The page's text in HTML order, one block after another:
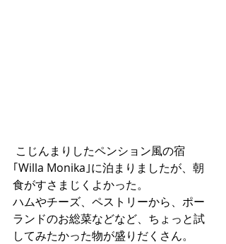
｢Willa Monika｣に泊まりましたが、朝
食がすさまじくよかった。
ハムやチーズ、ペストリーから、ポー
ランドのお総菜などなど、ちょっと試
してみたかった物が盛りだくさん。